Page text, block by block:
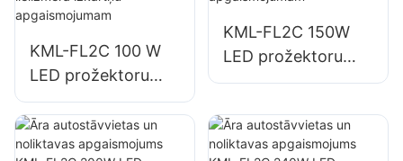
apgaismojums
KML-FL2C 100 W
LED prožektoru
piegādātājs āra
reklāmas stendiem
un lielizmēra
KML-FL2C 150W
LED prožektoru
piegādātājs āra
apgaismojumam